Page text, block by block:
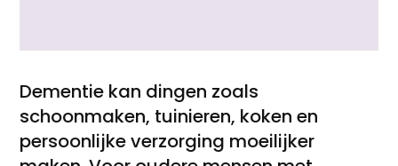
Dementie kan dingen zoals
schoonmaken, tuinieren, koken en
persoonlijke verzorging moeilijker